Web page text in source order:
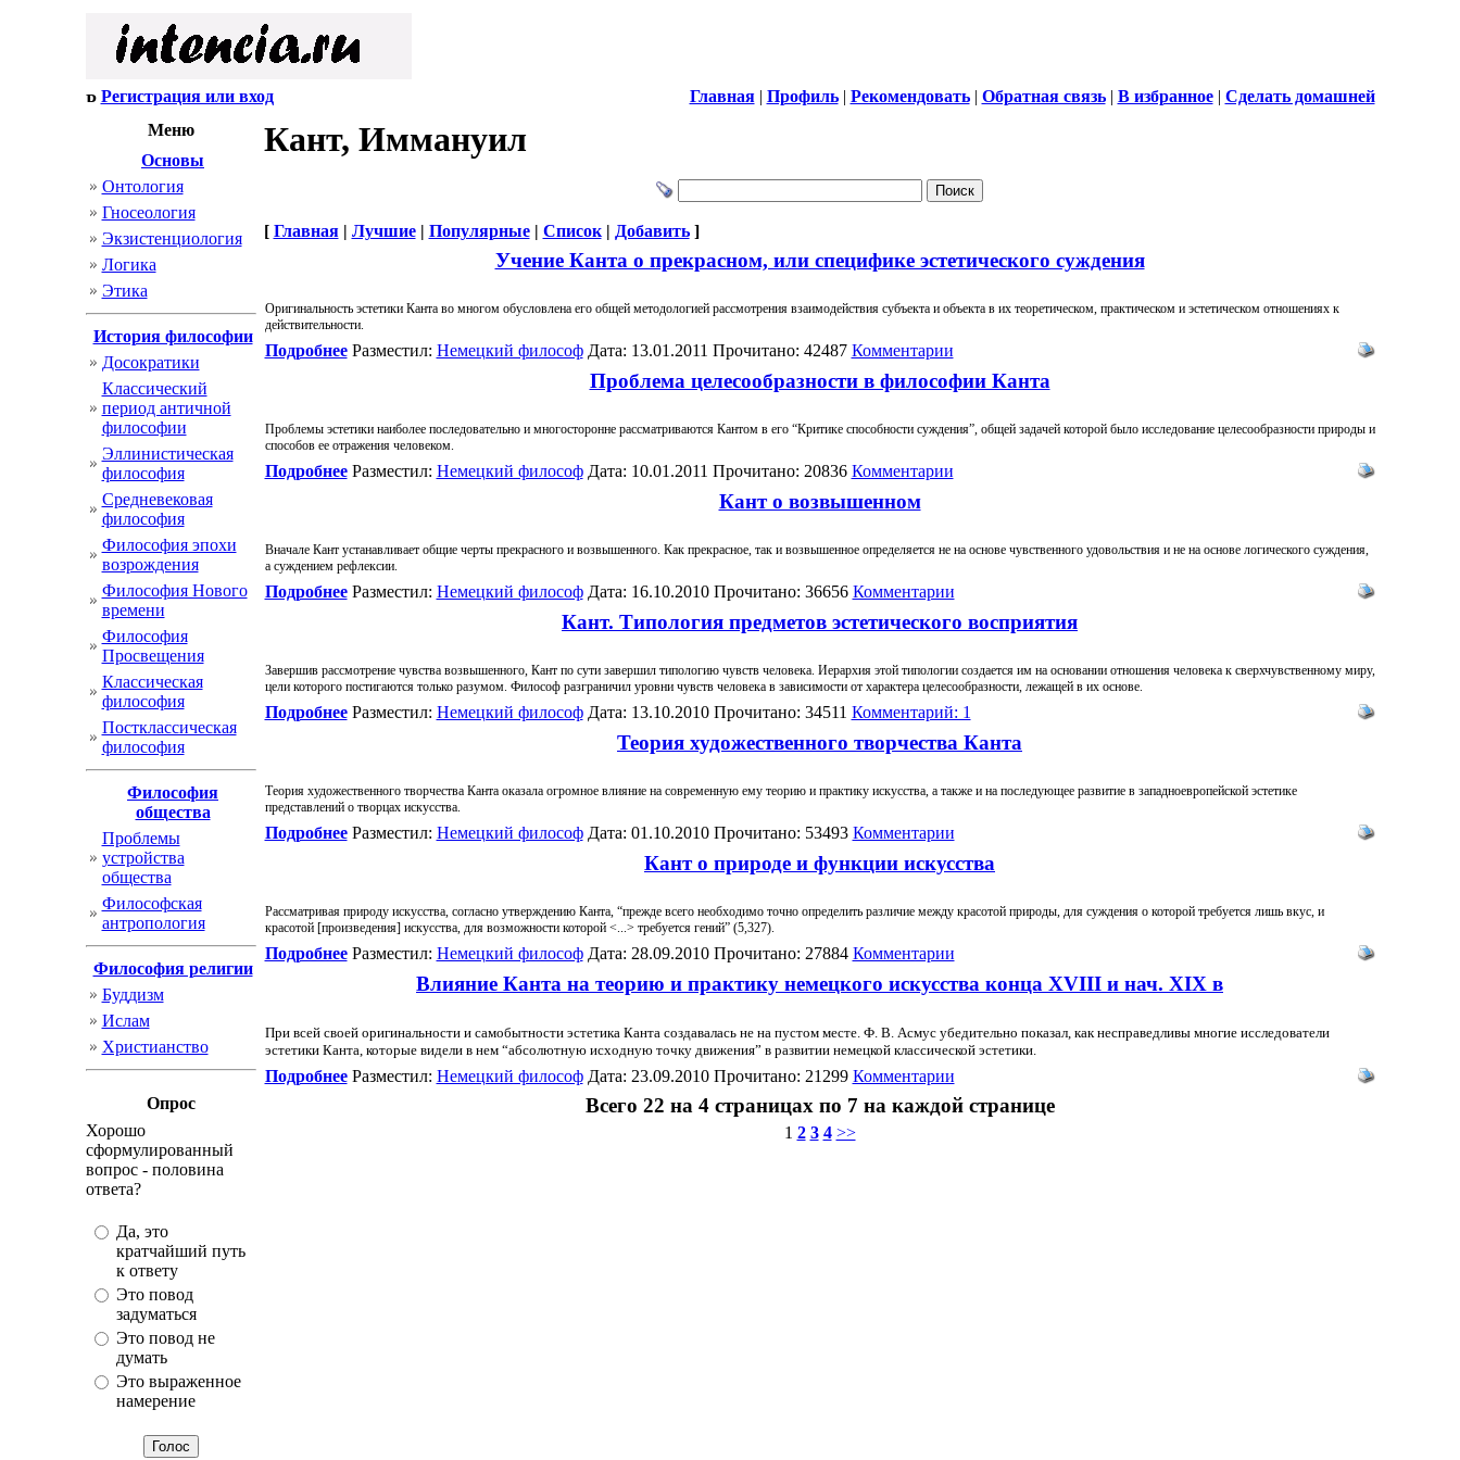
Регистрация или вход Главная| Профиль| Рекомендовать| Обратная связь| В избранное| Сделать домашней
Меню
Основы
Онтология
Гносеология
Экзистенциология
Логика
Этика
История философии
Досократики
Классический
период античной
философии
Эллинистическая
философия
Cредневековая
философия
Философия эпохи
возрождения
Философия Нового
времени
Философия
Просвещения
Классическая
философия
Постклассическая
философия
Философия
общества
Проблемы
устройства
общества
Философская
антропология
Философия религии
Буддизм
Ислам
Христианство
Опрос
Хорошо
сформулированный
вопрос - половина
ответа?
Да, это
кратчайший путь
к ответу
Это повод
задуматься
Это повод не
думать
Это выраженное
намерение
Кант, Иммануил
[ Главная| Лучшие| Популярные| Список| Добавить]
Учение Канта о прекрасном, или специфике эстетического суждения
Оригинальность эстетики Канта во многом обусловлена его общей методологией рассмотрения взаимодействия субъекта и объекта в их теоретическом, практическом и эстетическом отношениях к
действительности.
ПодробнееРазместил: Немецкий философДата: 13.01.2011 Прочитано: 42487 Комментарии
Проблема целесообразности в философии Канта
Проблемы эстетики наиболее последовательно и многосторонне рассматриваются Кантом в его “Критике способности суждения”, общей задачей которой было исследование целесообразности природы и
способов ее отражения человеком.
ПодробнееРазместил: Немецкий философДата: 10.01.2011 Прочитано: 20836 Комментарии
Кант о возвышенном
Вначале Кант устанавливает общие черты прекрасного и возвышенного. Как прекрасное, так и возвышенное определяется не на основе чувственного удовольствия и не на основе логического суждения,
а суждением рефлексии.
ПодробнееРазместил: Немецкий философДата: 16.10.2010 Прочитано: 36656 Комментарии
Кант. Типология предметов эстетического восприятия
Завершив рассмотрение чувства возвышенного, Кант по сути завершил типологию чувств человека. Иерархия этой типологии создается им на основании отношения человека к сверхчувственному миру,
цели которого постигаются только разумом. Философ разграничил уровни чувств человека в зависимости от характера целесообразности, лежащей в их основе.
ПодробнееРазместил: Немецкий философДата: 13.10.2010 Прочитано: 34511 Комментарий: 1
Теория художественного творчества Канта
Теория художественного творчества Канта оказала огромное влияние на современную ему теорию и практику искусства, а также и на последующее развитие в западноевропейской эстетике
представлений о творцах искусства.
ПодробнееРазместил: Немецкий философДата: 01.10.2010 Прочитано: 53493 Комментарии
Кант о природе и функции искусства
Рассматривая природу искусства, согласно утверждению Канта, “прежде всего необходимо точно определить различие между красотой природы, для суждения о которой требуется лишь вкус, и
красотой [произведения] искусства, для возможности которой <...> требуется гений” (5,327).
ПодробнееРазместил: Немецкий философДата: 28.09.2010 Прочитано: 27884 Комментарии
Влияние Канта на теорию и практику немецкого искусства конца XVIII и нач. XIX в
При всей своей оригинальности и самобытности эстетика Канта создавалась не на пустом месте. Ф. В. Асмус убедительно показал, как несправедливы многие исследователи
эстетики Канта, которые видели в нем “абсолютную исходную точку движения” в развитии немецкой классической эстетики.
ПодробнееРазместил: Немецкий философДата: 23.09.2010 Прочитано: 21299 Комментарии
Всего 22 на 4 страницах по 7 на каждой странице
1 2 3 4 >>